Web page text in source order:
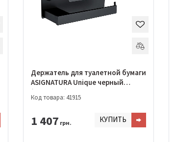
Держатель для туалетной бумаги
ASIGNATURA Unique черный
(85606802)
Код товара: 41915
1 407 грн. КУПИТЬ